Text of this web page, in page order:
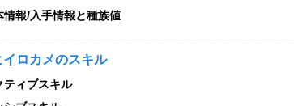
情報/入手情報と種族値
イロカメのスキル
ティブスキル